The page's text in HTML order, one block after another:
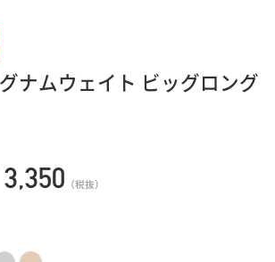
ナムウェイト ビッグロング
（税抜）